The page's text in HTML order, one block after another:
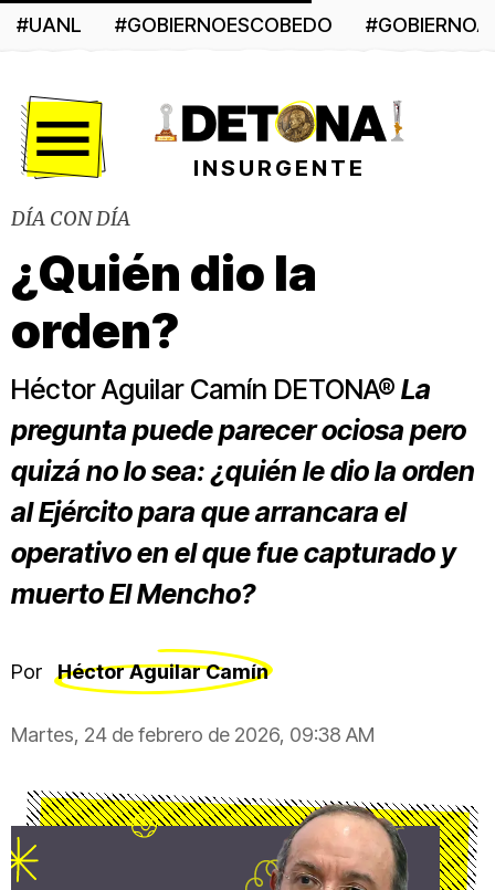
#UANL #GOBIERNOESCOBEDO
INSURGENTE
DÍA CON DÍA
¿Quién dio la
orden?
Héctor Aguilar Camín DETONA® La
pregunta puede parecer ociosa pero
quizá no lo sea: ¿quién le dio la orden
al Ejército para que arrancara el
operativo en el que fue capturado y
muerto El Mencho?
Por Héctor Aguilar Camín
Martes, 24 de febrero de 2026, 09:38 AM